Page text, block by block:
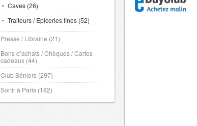
Caves (26)
Traiteurs / Epiceries fines (52)
Presse / Librairie (21)
Bons d’achats / Chèques / Cartes
cadeaux (44)
Club Séniors (297)
Sortir à Paris (182)